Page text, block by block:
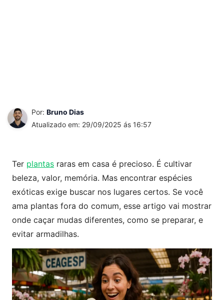
Por: Bruno Dias
Atualizado em: 29/09/2025 ás 16:57
Ter plantas raras em casa é precioso. É cultivar
beleza, valor, memória. Mas encontrar espécies
exóticas exige buscar nos lugares certos. Se você
ama plantas fora do comum, esse artigo vai mostrar
onde caçar mudas diferentes, como se preparar, e
evitar armadilhas.